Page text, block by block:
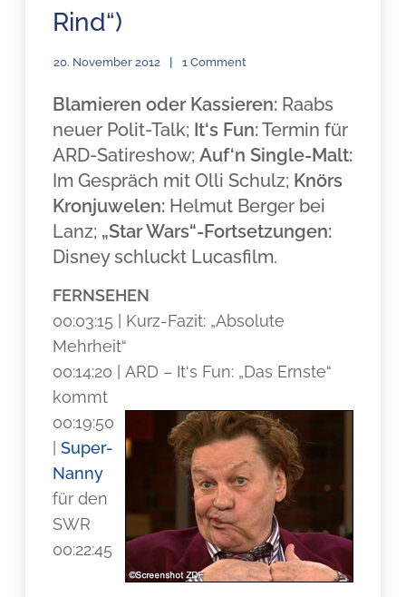
Rind“)
20. November 2012 1 Comment
Blamieren oder Kassieren: Raabs
neuer Polit-Talk; It‘s Fun: Termin für
ARD-Satireshow;Auf‘n Single-Malt:
Im Gespräch mit Olli Schulz; Knörs
Kronjuwelen: Helmut Berger bei
Lanz; „Star Wars“-Fortsetzungen:
Disney schluckt Lucasfilm.
FERNSEHEN
00:03:15 | Kurz-Fazit: „Absolute
Mehrheit“
00:14:20 | ARD – It‘s Fun: „Das Ernste“
kommt
00:19:50
|Super-
Nanny
für den
SWR
00:22:45